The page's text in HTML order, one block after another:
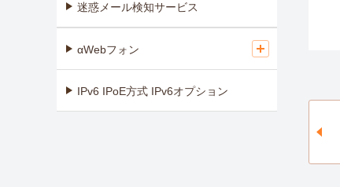
迷惑メール検知サービス
αWebフォン
IPv6 IPoE方式 IPv6オプション